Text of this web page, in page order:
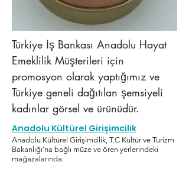
Türkiye İş Bankası Anadolu Hayat
Emeklilik Müşterileri için
promosyon olarak yaptığımız ve
Türkiye geneli dağıtılan şemsiyeli
kadınlar görsel ve ürünüdür.
Anadolu Kültürel Girişimcilik
Anadolu Kültürel Girişimcilik, T.C Kültür ve Turizm
Bakanlığı'na bağlı müze ve ören yerlerindeki
mağazalarında.